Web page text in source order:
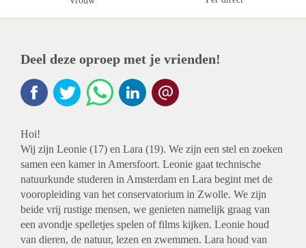
Deel deze oproep met je vrienden!
Hoi!
Wij zijn Leonie (17) en Lara (19). We zijn een stel en zoeken
samen een kamer in Amersfoort. Leonie gaat technische
natuurkunde studeren in Amsterdam en Lara begint met de
vooropleiding van het conservatorium in Zwolle. We zijn
beide vrij rustige mensen, we genieten namelijk graag van
een avondje spelletjes spelen of films kijken. Leonie houd
van dieren, de natuur, lezen en zwemmen. Lara houd van